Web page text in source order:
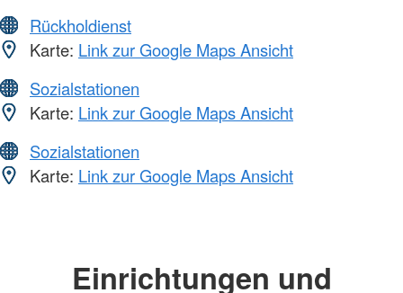
Rückholdienst
Karte: Link zur Google Maps Ansicht
Sozialstationen
Karte: Link zur Google Maps Ansicht
Sozialstationen
Karte: Link zur Google Maps Ansicht
Einrichtungen und